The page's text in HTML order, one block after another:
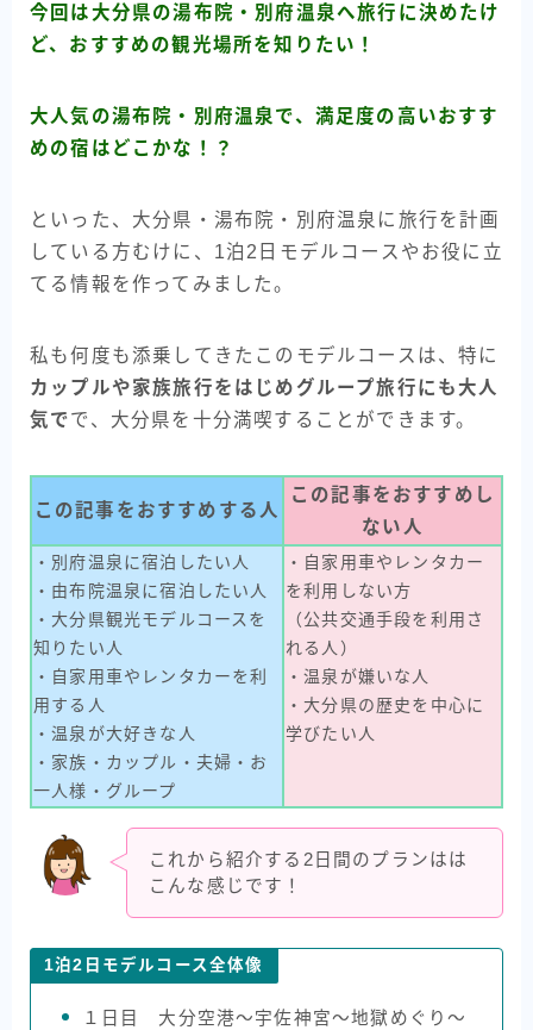
今回は大分県の湯布院・別府温泉へ旅行に決めたけ
ど、おすすめの観光場所を知りたい！
大人気の湯布院・別府温泉で、満足度の高いおすす
めの宿はどこかな！？
といった、大分県・湯布院・別府温泉に旅行を計画
している方むけに、1泊2日モデルコースやお役に立
てる情報を作ってみました。
私も何度も添乗してきたこのモデルコースは、特に
カップルや家族旅行をはじめグループ旅行にも大人
気でで、大分県を十分満喫することができます。
この記事をおすすめする人
この記事をおすすめし
ない人
・別府温泉に宿泊したい人
・由布院温泉に宿泊したい人
・大分県観光モデルコースを
知りたい人
・自家用車やレンタカーを利
用する人
・温泉が大好きな人
・家族・カップル・夫婦・お
一人様・グループ
・自家用車やレンタカー
を利用しない方
（公共交通手段を利用さ
れる人）
・温泉が嫌いな人
・大分県の歴史を中心に
学びたい人
これから紹介する2日間のプランはは
こんな感じです！
1泊2日モデルコース全体像
１日目 大分空港〜宇佐神宮〜地獄めぐり〜